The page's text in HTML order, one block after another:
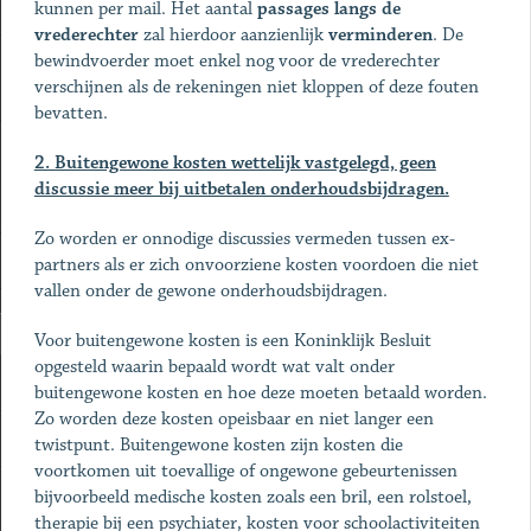
kunnen per mail. Het aantal passages langs de
vrederechter zal hierdoor aanzienlijk verminderen. De
bewindvoerder moet enkel nog voor de vrederechter
verschijnen als de rekeningen niet kloppen of deze fouten
bevatten.
2. Buitengewone kosten wettelijk vastgelegd, geen
discussie meer bij uitbetalen onderhoudsbijdragen.
Zo worden er onnodige discussies vermeden tussen ex-
partners als er zich onvoorziene kosten voordoen die niet
vallen onder de gewone onderhoudsbijdragen.
Voor buitengewone kosten is een Koninklijk Besluit
opgesteld waarin bepaald wordt wat valt onder
buitengewone kosten en hoe deze moeten betaald worden.
Zo worden deze kosten opeisbaar en niet langer een
twistpunt. Buitengewone kosten zijn kosten die
voortkomen uit toevallige of ongewone gebeurtenissen
bijvoorbeeld medische kosten zoals een bril, een rolstoel,
therapie bij een psychiater, kosten voor schoolactiviteiten